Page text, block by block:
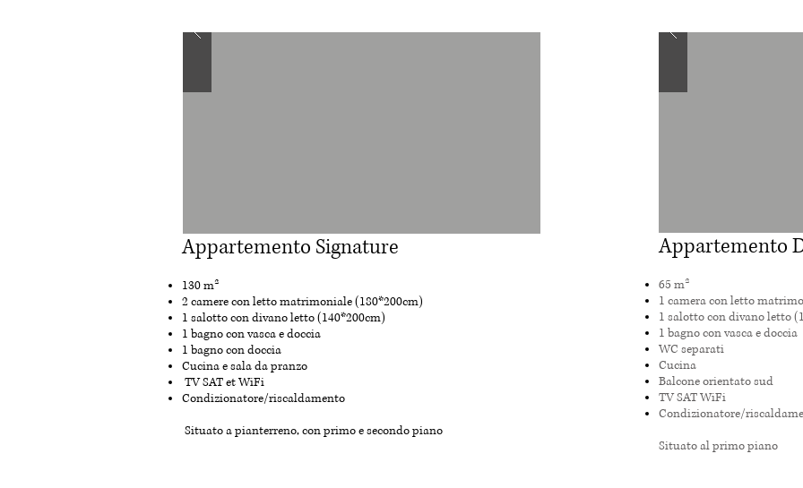
Appartemento Signature
130 m²
2 camere con letto matrimoniale (180*200cm)
1 salotto con divano letto (140*200cm)
1 bagno con vasca e doccia
1 bagno con doccia
Cucina e sala da pranzo
TV SAT et WiFi
Condizionatore/riscaldamento
Situato a pianterreno, con primo e secondo piano
Appartemento
65 m²
1 camera con letto
1 salotto con divano letto
1 bagno con vasca e doccia
WC separati
Cucina
Balcone orientato sud
TV SAT WiFi
Condizionatore/
Situato al primo piano